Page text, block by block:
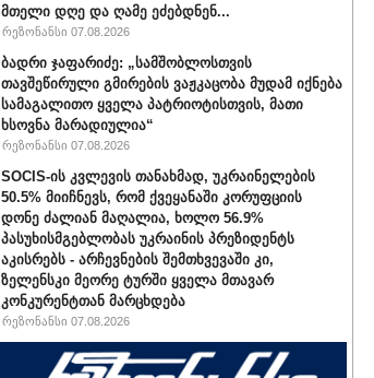
მთელი დღე და ღამე ეძებდნენ...
რეზონანსი 07.08.2026
ბადრი ჯაფარიძე: „სამშობლოსთვის
თავშეწირული გმირების ვაჟკაცობა მუდამ იქნება
სამაგალითო ყველა პატრიოტისთვის, მათი
ხსოვნა მარადიულია“
რეზონანსი 07.08.2026
SOCIS-ის კვლევის თანახმად, უკრაინელების
50.5% მიიჩნევს, რომ ქვეყანაში კორუფციის
დონე ძალიან მაღალია, ხოლო 56.9%
პასუხისმგებლობას უკრაინის პრეზიდენტს
აკისრებს - არჩევნების შემთხვევაში კი,
ზელენსკი მეორე ტურში ყველა მთავარ
კონკურენტთან მარცხდება
რეზონანსი 07.08.2026